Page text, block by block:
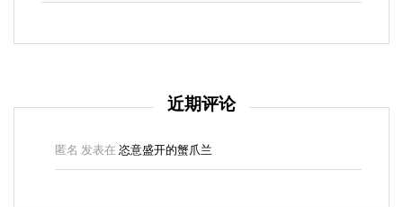
近期评论
匿名 发表在 恣意盛开的蟹爪兰